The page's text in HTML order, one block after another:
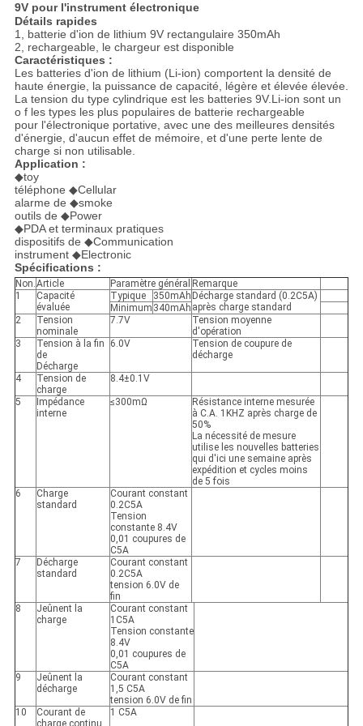
9V pour l'instrument électronique
Détails rapides
1, batterie d'ion de lithium 9V rectangulaire 350mAh
2, rechargeable, le chargeur est disponible
Caractéristiques :
Les batteries d'ion de lithium (Li-ion) comportent la densité de
haute énergie, la puissance de capacité, légère et élevée élevée.
La tension du type cylindrique est les batteries 9V.Li-ion sont un
o f les types les plus populaires de batterie rechargeable
pour l'électronique portative, avec une des meilleures densités
d'énergie, d'aucun effet de mémoire, et d'une perte lente de
charge si non utilisable.
Application :
◆toy
téléphone ◆Cellular
alarme de ◆smoke
outils de ◆Power
◆PDA et terminaux pratiques
dispositifs de ◆Communication
instrument ◆Electronic
Spécifications :
Non.Article Paramètre général Remarque
1
Capacité
évaluée
Typique 350mAh Décharge standard (0.2C5A)
après charge standard
Minimum 340mAh
2
Tension
nominale
7.7V
Tension moyenne
d'opération
3
Tension à la fin
de
Décharge
6.0V
Tension de coupure de
décharge
4
Tension de
charge
8.4±0.1V
5
Impédance
interne
≤300mΩ
Résistance interne mesurée
à C.A. 1KHZ après charge de
50%
La nécessité de mesure
utilise les nouvelles batteries
qui d'ici une semaine après
expédition et cycles moins
de 5 fois
6
Charge
standard
Courant constant
0.2C5A
Tension
constante 8.4V
0,01 coupures de
C5A
7
Décharge
standard
Courant constant
0.2C5A
tension 6.0V de
fin
8
Jeûnent la
charge
Courant constant
1C5A
Tension constante
8.4V
0,01 coupures de
C5A
9
Jeûnent la
décharge
Courant constant
1,5 C5A
tension 6.0V de fin
10
Courant de
1 C5A